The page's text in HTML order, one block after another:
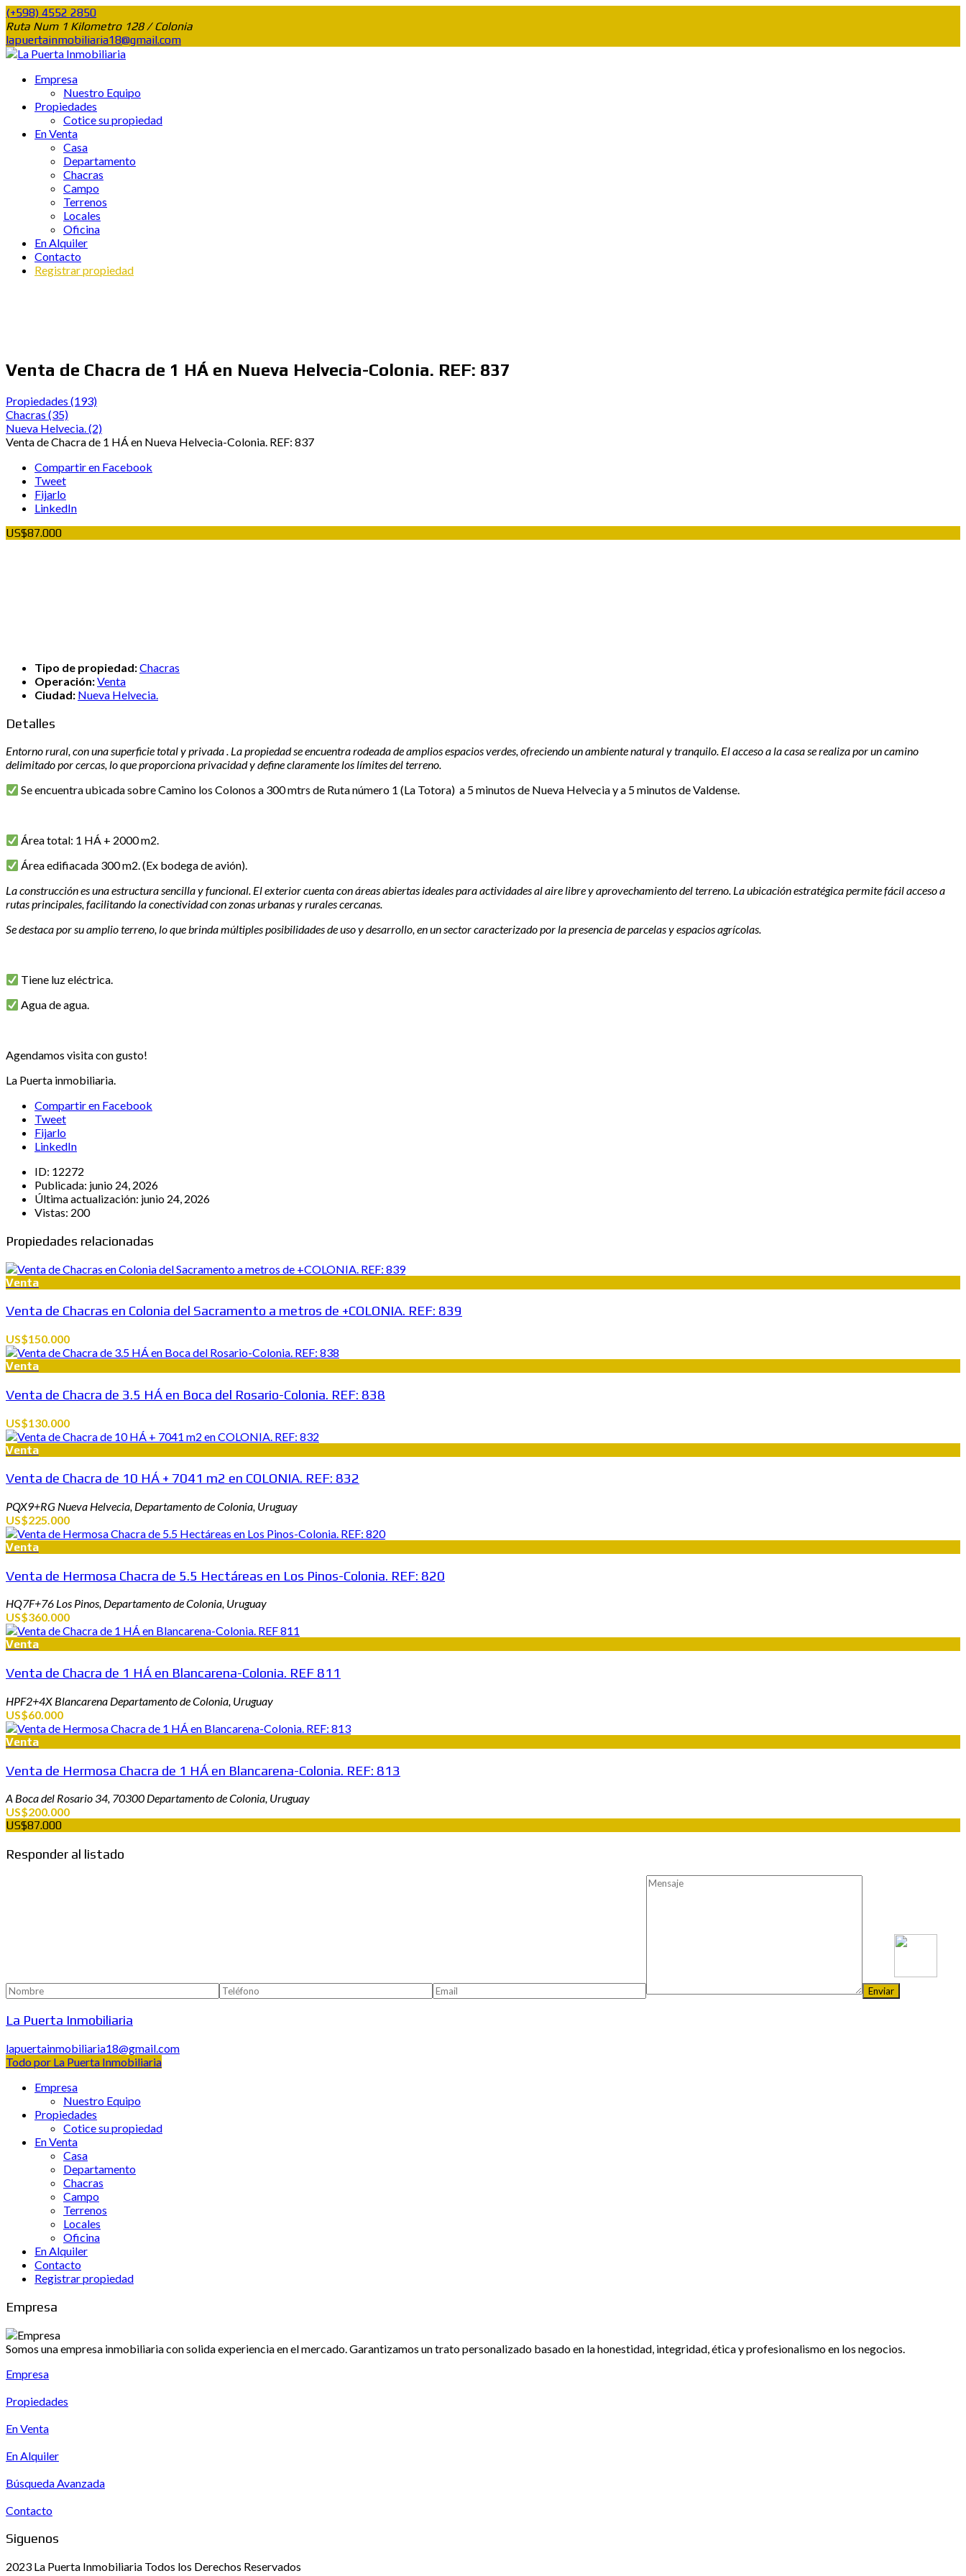
(+598) 4552 2850
Ruta Num 1 Kilometro 128 / Colonia
lapuertainmobiliaria18@gmail.com
Empresa
Nuestro Equipo
Propiedades
Cotice su propiedad
En Venta
Casa
Departamento
Chacras
Campo
Terrenos
Locales
Oficina
En Alquiler
Contacto
Registrar propiedad
Venta de Chacra de 1 HÁ en Nueva Helvecia-Colonia. REF: 837
Propiedades (193)
Chacras (35)
Nueva Helvecia.(2)
Venta de Chacra de 1 HÁ en Nueva Helvecia-Colonia. REF: 837
Compartir en Facebook
Tweet
Fijarlo
LinkedIn
US$87.000
Tipo de propiedad:Chacras
Operación:Venta
Ciudad: Nueva Helvecia.
Detalles
Entorno rural, con una superficie total y privada . La propiedad se encuentra rodeada de amplios espacios verdes, ofreciendo un ambiente natural y tranquilo. El acceso a la casa se realiza por un camino
delimitado por cercas, lo que proporciona privacidad y define claramente los límites del terreno.
Se encuentra ubicada sobre Camino los Colonos a 300 mtrs de Ruta número 1 (La Totora) a 5 minutos de Nueva Helvecia y a 5 minutos de Valdense.
Área total: 1 HÁ + 2000 m2.
Área edifiacada 300 m2. (Ex bodega de avión).
La construcción es una estructura sencilla y funcional. El exterior cuenta con áreas abiertas ideales para actividades al aire libre y aprovechamiento del terreno. La ubicación estratégica permite fácil acceso a
rutas principales, facilitando la conectividad con zonas urbanas y rurales cercanas.
Se destaca por su amplio terreno, lo que brinda múltiples posibilidades de uso y desarrollo, en un sector caracterizado por la presencia de parcelas y espacios agrícolas.
Tiene luz eléctrica.
Agua de agua.
Agendamos visita con gusto!
La Puerta inmobiliaria.
Compartir en Facebook
Tweet
Fijarlo
LinkedIn
ID: 12272
Publicada: junio 24, 2026
Última actualización: junio 24, 2026
Vistas: 200
Propiedades relacionadas
Venta
Venta de Chacras en Colonia del Sacramento a metros de +COLONIA. REF: 839
US$150.000
Venta
Venta de Chacra de 3.5 HÁ en Boca del Rosario-Colonia. REF: 838
US$130.000
Venta
Venta de Chacra de 10 HÁ + 7041 m2 en COLONIA. REF: 832
PQX9+RG Nueva Helvecia, Departamento de Colonia, Uruguay
US$225.000
Venta
Venta de Hermosa Chacra de 5.5 Hectáreas en Los Pinos-Colonia. REF: 820
HQ7F+76 Los Pinos, Departamento de Colonia, Uruguay
US$360.000
Venta
Venta de Chacra de 1 HÁ en Blancarena-Colonia. REF 811
HPF2+4X Blancarena Departamento de Colonia, Uruguay
US$60.000
Venta
Venta de Hermosa Chacra de 1 HÁ en Blancarena-Colonia. REF: 813
A Boca del Rosario 34, 70300 Departamento de Colonia, Uruguay
US$200.000
US$87.000
Responder al listado
La Puerta Inmobiliaria
lapuertainmobiliaria18@gmail.com
Todo por La Puerta Inmobiliaria
Empresa
Nuestro Equipo
Propiedades
Cotice su propiedad
En Venta
Casa
Departamento
Chacras
Campo
Terrenos
Locales
Oficina
En Alquiler
Contacto
Registrar propiedad
Empresa
Somos una empresa inmobiliaria con solida experiencia en el mercado. Garantizamos un trato personalizado basado en la honestidad, integridad, ética y profesionalismo en los negocios.
Empresa
Propiedades
En Venta
En Alquiler
Búsqueda Avanzada
Contacto
Siguenos
2023 La Puerta Inmobiliaria Todos los Derechos Reservados